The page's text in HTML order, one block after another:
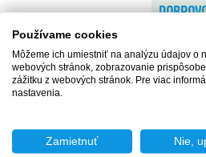
Používame cookies
Môžeme ich umiestniť na analýzu údajov o
webových stránok, zobrazovanie
zážitku z webových stránok. Pre viac
nastavenia.
Zamietnuť Nie,